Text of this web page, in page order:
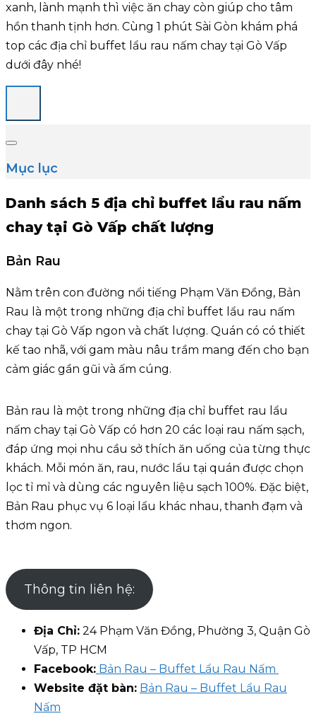
xanh, lành mạnh thì việc ăn chay còn giúp cho tâm
hồn thanh tịnh hơn. Cùng 1 phút Sài Gòn khám phá
top các địa chỉ buffet lẩu rau nấm chay tại Gò Vấp
dưới đây nhé!
Mục lục
Danh sách 5 địa chỉ buffet lẩu rau nấm
chay tại Gò Vấp chất lượng
Bản Rau
Nằm trên con đường nổi tiếng Phạm Văn Đồng, Bản
Rau là một trong những địa chỉ buffet lẩu rau nấm
chay tại Gò Vấp ngon và chất lượng. Quán có có thiết
kế tao nhã, với gam màu nâu trầm mang đến cho bạn
cảm giác gần gũi và ấm cúng.
Bản rau là một trong những địa chỉ buffet rau lẩu
nấm chay tại Gò Vấp có hơn 20 các loại rau nấm sạch,
đáp ứng mọi nhu cầu sở thích ăn uống của từng thực
khách. Mỗi món ăn, rau, nước lẩu tại quán được chọn
lọc tỉ mỉ và dùng các nguyên liệu sạch 100%. Đặc biệt,
Bản Rau phục vụ 6 loại lẩu khác nhau, thanh đạm và
thơm ngon.
Thông tin liên hệ:
Địa Chỉ: 24 Phạm Văn Đồng, Phường 3, Quận Gò
Vấp, TP HCM
Facebook: Bản Rau – Buffet Lẩu Rau Nấm
Website đặt bàn: Bản Rau – Buffet Lẩu Rau
Nấm